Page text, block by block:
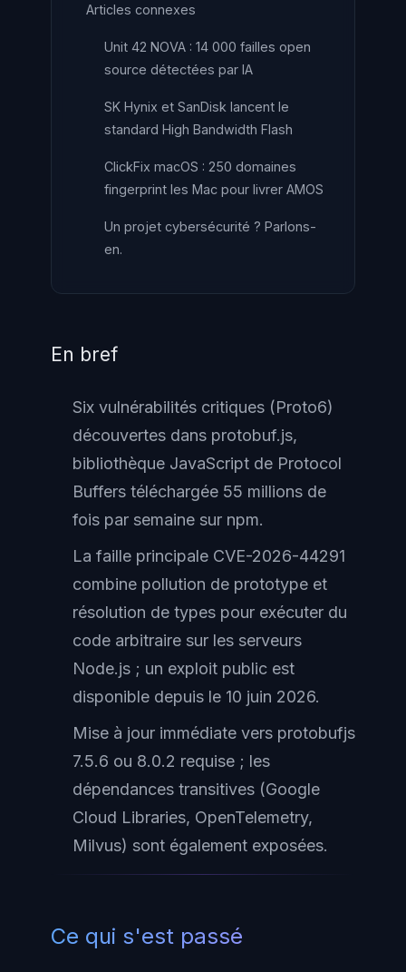
Articles connexes
Unit 42 NOVA : 14 000 failles open
source détectées par IA
SK Hynix et SanDisk lancent le
standard High Bandwidth Flash
ClickFix macOS : 250 domaines
fingerprint les Mac pour livrer AMOS
Un projet cybersécurité ? Parlons-
en.
En bref
Six vulnérabilités critiques (Proto6)
découvertes dans protobuf.js,
bibliothèque JavaScript de Protocol
Buffers téléchargée 55 millions de
fois par semaine sur npm.
La faille principale CVE-2026-44291
combine pollution de prototype et
résolution de types pour exécuter du
code arbitraire sur les serveurs
Node.js ; un exploit public est
disponible depuis le 10 juin 2026.
Mise à jour immédiate vers protobufjs
7.5.6 ou 8.0.2 requise ; les
dépendances transitives (Google
Cloud Libraries, OpenTelemetry,
Milvus) sont également exposées.
Ce qui s'est passé